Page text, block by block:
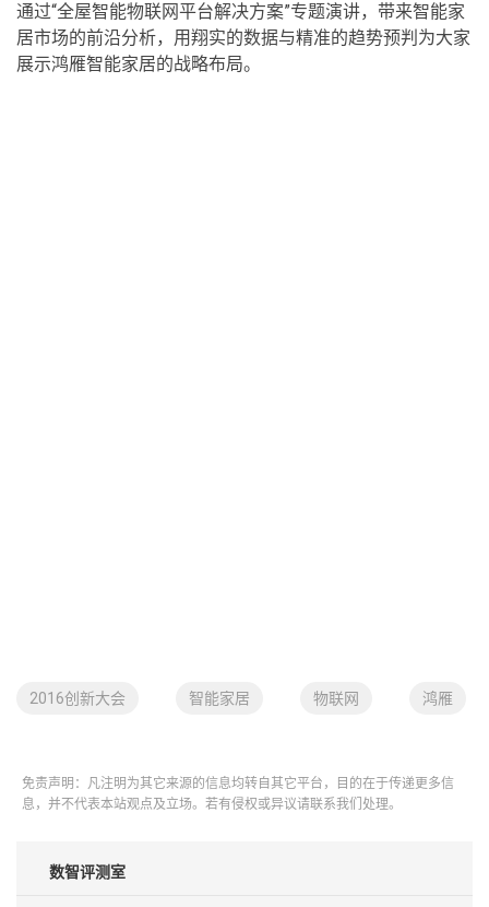
通过“全屋智能物联网平台解决方案”专题演讲，带来智能家
居市场的前沿分析，用翔实的数据与精准的趋势预判为大家
展示鸿雁智能家居的战略布局。
2016创新大会 智能家居 物联网 鸿雁
免责声明：凡注明为其它来源的信息均转自其它平台，目的在于传递更多信
息，并不代表本站观点及立场。若有侵权或异议请联系我们处理。
数智评测室